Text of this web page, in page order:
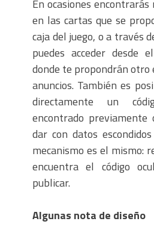
En ocasiones
en las cartas que se
caja del juego, o a través
puedes acceder desde
donde te propondrán otro
anuncios. También es
directamente un
encontrado previamente
dar con datos
mecanismo es el mismo:
encuentra el código
publicar.
Algunas nota de diseño